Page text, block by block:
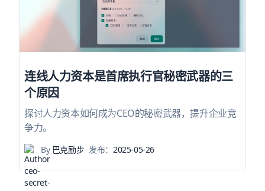
连线人力资本是首席执行官秘密武器的三
个原因
探讨人力资本如何成为CEO的秘密武器，提升企业竞
争力。
By巴克励步 发布：2025-05-26